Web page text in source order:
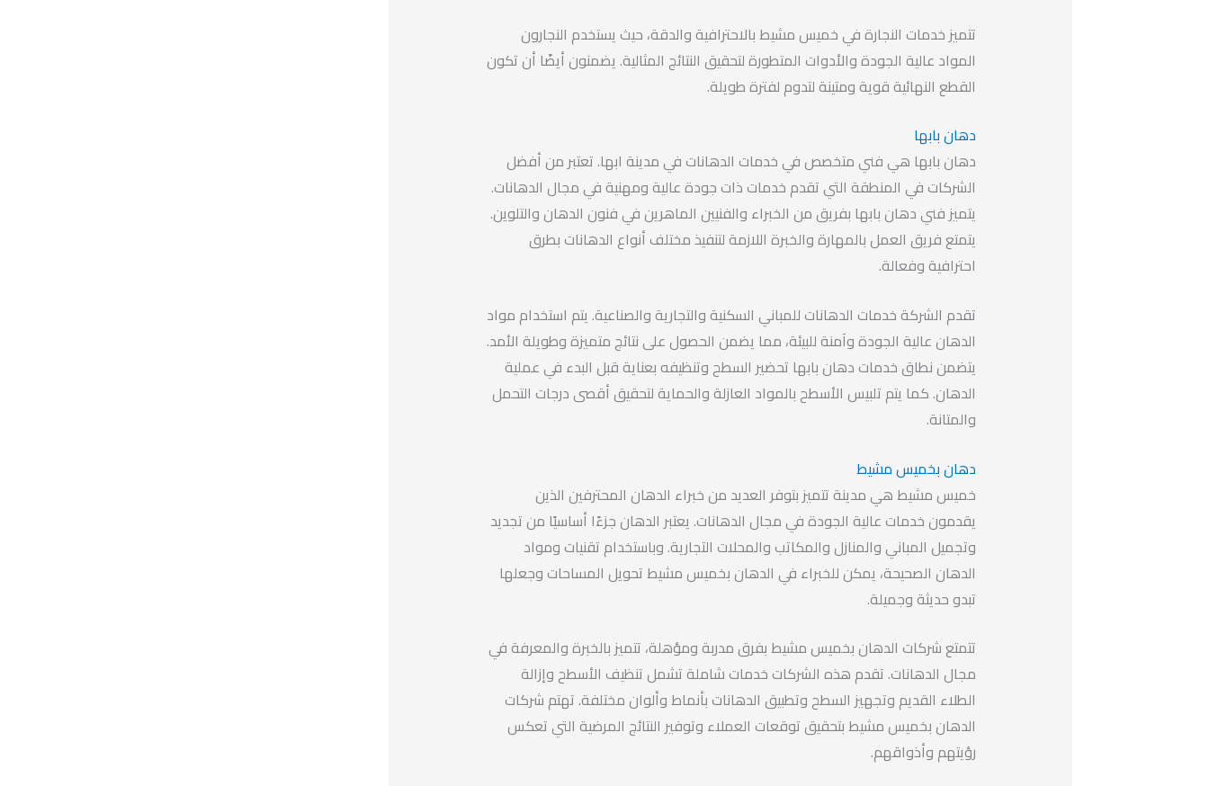
تتميز خدمات النجارة في خميس مشيط بالاحترافية والدقة، حيث يستخدم النجارون
المواد عالية الجودة والأدوات المتطورة لتحقيق النتائج المثالية. يضمنون أيضًا أن تكون
القطع النهائية قوية ومتينة لتدوم لفترة طويلة.
دهان بابها
دهان بابها هي فني متخصص في خدمات الدهانات في مدينة ابها. تعتبر من أفضل
الشركات في المنطقة التي تقدم خدمات ذات جودة عالية ومهنية في مجال الدهانات.
يتميز فني دهان بابها بفريق من الخبراء والفنيين الماهرين في فنون الدهان والتلوين.
يتمتع فريق العمل بالمهارة والخبرة اللازمة لتنفيذ مختلف أنواع الدهانات بطرق
احترافية وفعالة.
تقدم الشركة خدمات الدهانات للمباني السكنية والتجارية والصناعية. يتم استخدام مواد
الدهان عالية الجودة وآمنة للبيئة، مما يضمن الحصول على نتائج متميزة وطويلة الأمد.
يتضمن نطاق خدمات دهان بابها تحضير السطح وتنظيفه بعناية قبل البدء في عملية
الدهان. كما يتم تلبيس الأسطح بالمواد العازلة والحماية لتحقيق أقصى درجات التحمل
والمتانة.
دهان بخميس مشيط
خميس مشيط هي مدينة تتميز بتوفر العديد من خبراء الدهان المحترفين الذين
يقدمون خدمات عالية الجودة في مجال الدهانات. يعتبر الدهان جزءًا أساسيًا من تجديد
وتجميل المباني والمنازل والمكاتب والمحلات التجارية. وباستخدام تقنيات ومواد
الدهان الصحيحة، يمكن للخبراء في الدهان بخميس مشيط تحويل المساحات وجعلها
تبدو حديثة وجميلة.
تتمتع شركات الدهان بخميس مشيط بفرق مدربة ومؤهلة، تتميز بالخبرة والمعرفة في
مجال الدهانات. تقدم هذه الشركات خدمات شاملة تشمل تنظيف الأسطح وإزالة
الطلاء القديم وتجهيز السطح وتطبيق الدهانات بأنماط وألوان مختلفة. تهتم شركات
الدهان بخميس مشيط بتحقيق توقعات العملاء وتوفير النتائج المرضية التي تعكس
رؤيتهم وأذواقهم.